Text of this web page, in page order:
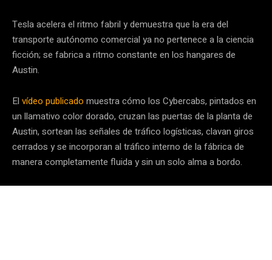
Tesla acelera el ritmo fabril y demuestra que la era del
transporte autónomo comercial ya no pertenece a la ciencia
ficción; se fabrica a ritmo constante en los hangares de
Austin.
El vídeo publicado muestra cómo los Cybercabs, pintados en
un llamativo color dorado, cruzan las puertas de la planta de
Austin, sortean las señales de tráfico logísticas, clavan giros
cerrados y se incorporan al tráfico interno de la fábrica de
manera completamente fluida y sin un solo alma a bordo.